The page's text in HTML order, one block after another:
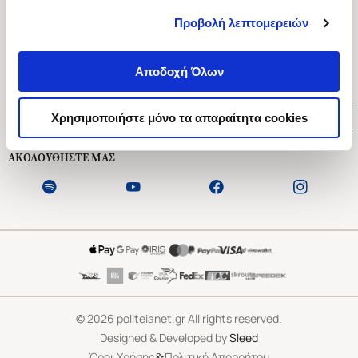
Προβολή λεπτομερειών
Αποδοχή Όλων
Χρησιμοποιήστε μόνο τα απαραίτητα cookies
Ασκληπιού 1-3, Αθήνα 106 79
Δευτέρα - Παρασκευή 09:00-21:00
Εξυπηρέτηση Πελατών
ΑΚΟΛΟΥΘΗΣΤΕ ΜΑΣ
©2026 politeianet.gr All rights reserved.
Designed & Developed bySleed